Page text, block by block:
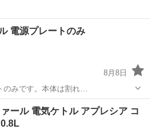
電源プレートのみ
8月8日
のみです。本体は割れ…
ティファール
ール 電気ケトル アプレシア コ